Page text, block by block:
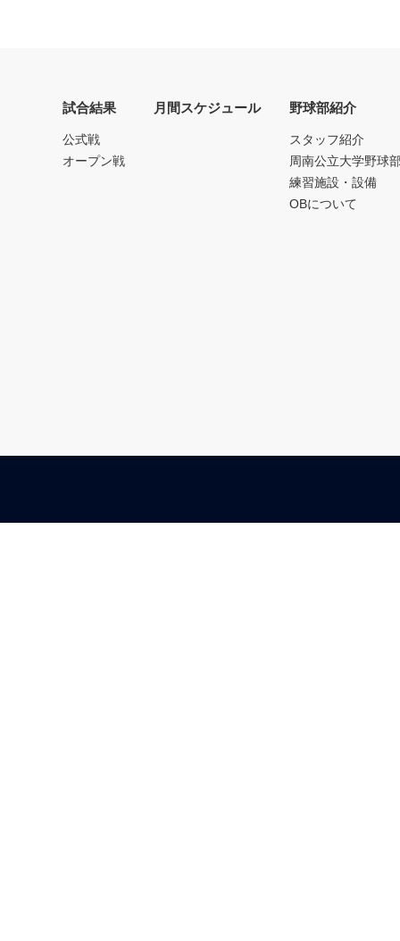
試合結果
公式戦
オープン戦
月間スケジュール 野球部紹介
スタッフ紹介
周南公立大学野球
練習施設・設備
OBについて